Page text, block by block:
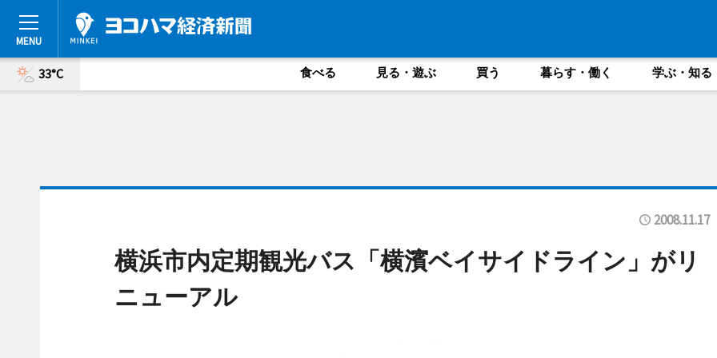
33°C 食べる 見る・遊ぶ 買う 暮らす・働く 学ぶ・知る
2008.11.17
横浜市内定期観光バス「横濱ベイサイドライン」がリ
ニューアル